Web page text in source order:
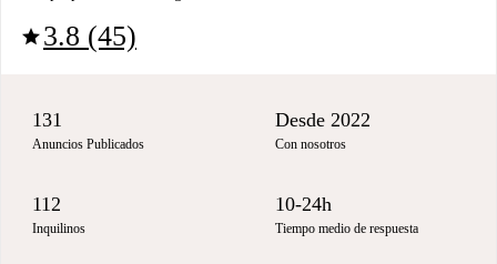
star3.8 (45)
131
Anuncios Publicados
Desde 2022
Con nosotros
112
Inquilinos
10-24h
Tiempo medio de respuesta